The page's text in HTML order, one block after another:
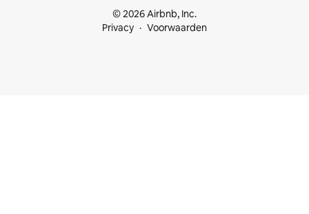
© 2026 Airbnb, Inc.
Privacy
Voorwaarden